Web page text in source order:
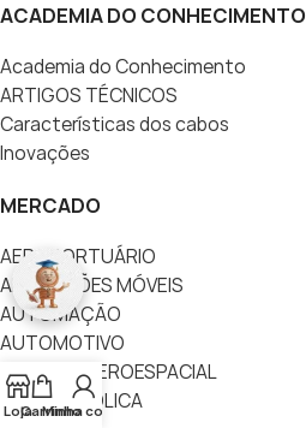
ACADEMIA DO CONHECIMENTO
Academia do Conhecimento
ARTIGOS TÉCNICOS
Características dos cabos
Inovações
MERCADO
AEROPORTUÁRIO
APLICAÇÕES MÓVEIS
AUTOMAÇÃO
AUTOMOTIVO
DEFESA E AEROESPACIAL
ENERGIA EÓLICA
LojaCarrinho
Minha conta